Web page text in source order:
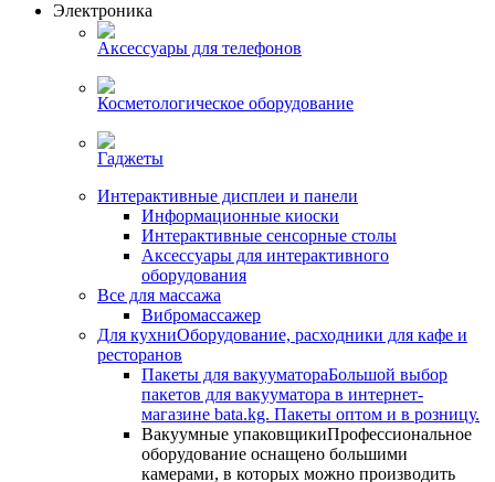
Электроника
Аксессуары для телефонов
Косметологическое оборудование
Гаджеты
Интерактивные дисплеи и панели
Информационные киоски
Интерактивные сенсорные столы
Аксессуары для интерактивного
оборудования
Все для массажа
Вибромассажер
Для кухниОборудование, расходники для кафе и
ресторанов
Пакеты для вакууматораБольшой выбор
пакетов для вакууматора в интернет-
магазине bata.kg. Пакеты оптом и в розницу.
Вакуумные упаковщикиПрофессиональное
оборудование оснащено большими
камерами, в которых можно производить